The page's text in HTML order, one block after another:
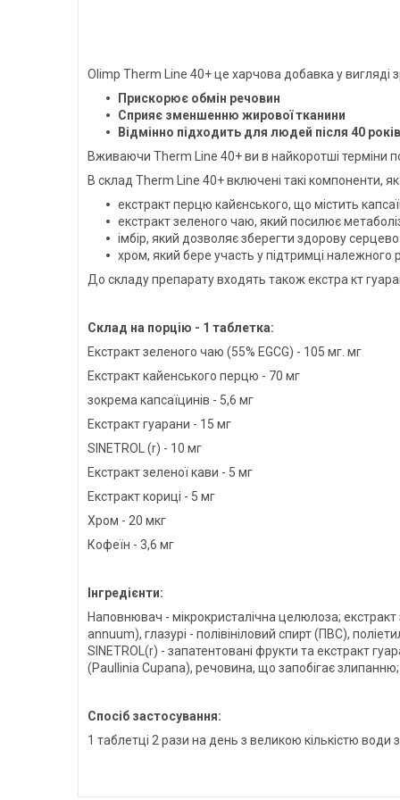
Olimp Therm Line 40+ це харчова добавка у вигляді
Прискорює обмін речовин
Сприяє зменшенню жирової тканини
Відмінно підходить для людей після 40 років
Вживаючи Therm Line 40+ ви в найкоротші терміни
В склад Therm Line 40+ включені такі компоненти,
екстракт перцю кайєнського, що містить
екстракт зеленого чаю, який посилює
імбір, який дозволяє зберегти здорову
хром, який бере участь у підтримці належного
До складу препарату входять також екстра кт
Склад на порцію - 1 таблетка:
Екстракт зеленого чаю (55% EGCG) - 105 мг. мг
Екстракт кайенського перцю - 70 мг
зокрема капсаїцинів - 5,6 мг
Екстракт гуарани - 15 мг
SINETROL (r) - 10 мг
Екстракт зеленої кави - 5 мг
Екстракт кориці - 5 мг
Хром - 20 мкг
Кофеїн - 3,6 мг
Інгредієнти:
Наповнювач - мікрокристалічна целюлоза;
annuum), глазурі - полівініловий спирт (ПВС),
SINETROL(r) - запатентовані фрукти та екстракт
(Paullinia Cupana), речовина, що запобігає злипанню;
Спосіб застосування:
1 таблетці 2 рази на день з великою кількістю води